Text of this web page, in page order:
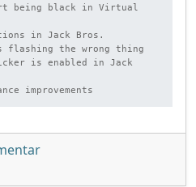
being black in Virtual
in Jack Bros.
flashing the wrong thing
is enabled in Jack
improvements
unter 'Red Viper v1.3.0'